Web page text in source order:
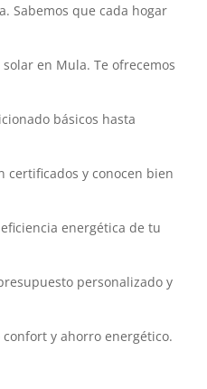
Sabemos que cada hogar
en Mula. Te ofrecemos
básicos hasta
certificados y conocen bien
energética de tu
personalizado y
y ahorro energético.